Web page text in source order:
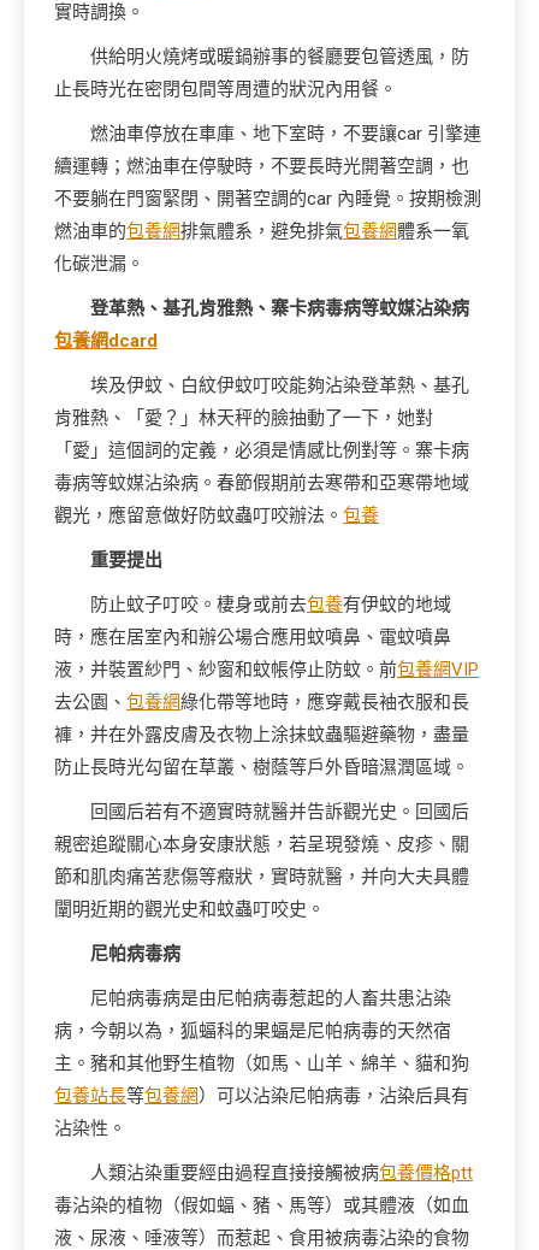
實時調換。
供給明火燒烤或暖鍋辦事的餐廳要包管透風，防
止長時光在密閉包間等周遭的狀況內用餐。
燃油車停放在車庫、地下室時，不要讓car 引擎連
續運轉；燃油車在停駛時，不要長時光開著空調，也
不要躺在門窗緊閉、開著空調的car 內睡覺。按期檢測
燃油車的包養網排氣體系，避免排氣包養網體系一氧
化碳泄漏。
登革熱、基孔肯雅熱、寨卡病毒病等蚊媒沾染病
包養網dcard
埃及伊蚊、白紋伊蚊叮咬能夠沾染登革熱、基孔
肯雅熱、「愛？」林天秤的臉抽動了一下，她對
「愛」這個詞的定義，必須是情感比例對等。寨卡病
毒病等蚊媒沾染病。春節假期前去寒帶和亞寒帶地域
觀光，應留意做好防蚊蟲叮咬辦法。 包養
重要提出
防止蚊子叮咬。棲身或前去包養有伊蚊的地域
時，應在居室內和辦公場合應用蚊噴鼻、電蚊噴鼻
液，并裝置紗門、紗窗和蚊帳停止防蚊。前包養網VIP
去公園、 包養網綠化帶等地時，應穿戴長袖衣服和長
褲，并在外露皮膚及衣物上涂抹蚊蟲驅避藥物，盡量
防止長時光勾留在草叢、樹蔭等戶外昏暗濕潤區域。
回國后若有不適實時就醫并告訴觀光史。回國后
親密追蹤關心本身安康狀態，若呈現發燒、皮疹、關
節和肌肉痛苦悲傷等癥狀，實時就醫，并向大夫具體
闡明近期的觀光史和蚊蟲叮咬史。
尼帕病毒病
尼帕病毒病是由尼帕病毒惹起的人畜共患沾染
病，今朝以為，狐蝠科的果蝠是尼帕病毒的天然宿
主。豬和其他野生植物（如馬、山羊、綿羊、貓和狗
包養站長等包養網）可以沾染尼帕病毒，沾染后具有
沾染性。
人類沾染重要經由過程直接接觸被病包養價格ptt
毒沾染的植物（假如蝠、豬、馬等）或其體液（如血
液、尿液、唾液等）而惹起、食用被病毒沾染的食物